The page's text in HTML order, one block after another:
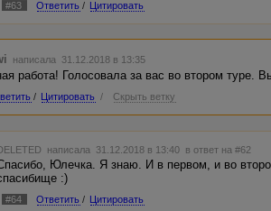
#63 Ответить / Цитировать
написала 31.12.2018 в 13:35
работа! Голосовала за вас во втором туре.
/ Цитировать / Скрыть ветку
написала 31.12.2018 в 13:40 в ответ на #62
Юлечка. Я знаю. И в первом, и во
:)
#64 Ответить / Цитировать